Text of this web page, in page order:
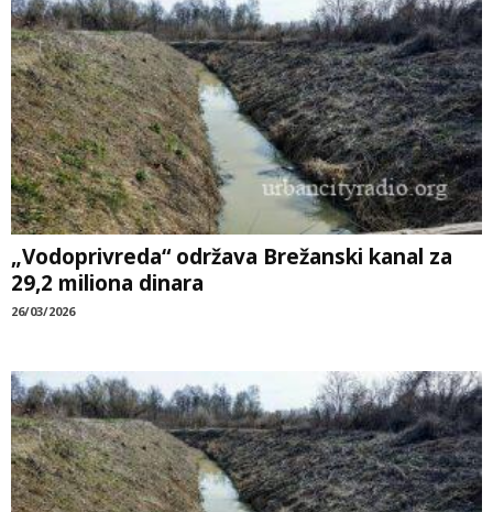
„Vodoprivreda“ održava Brežanski kanal za
29,2 miliona dinara
26/03/2026